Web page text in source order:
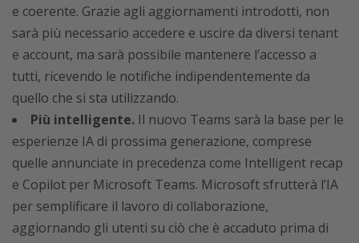
e coerente. Grazie agli aggiornamenti introdotti, non
sarà più necessario accedere e uscire da diversi tenant
e account, ma sarà possibile mantenere l’accesso a
tutti, ricevendo le notifiche indipendentemente da
quello che si sta utilizzando.
Più intelligente. Il nuovo Teams sarà la base per le
esperienze IA di prossima generazione, comprese
quelle annunciate in precedenza come Intelligent recap
e Copilot per Microsoft Teams. Microsoft sfrutterà l’IA
per semplificare il lavoro di collaborazione,
aggiornando gli utenti su ciò che è accaduto prima di